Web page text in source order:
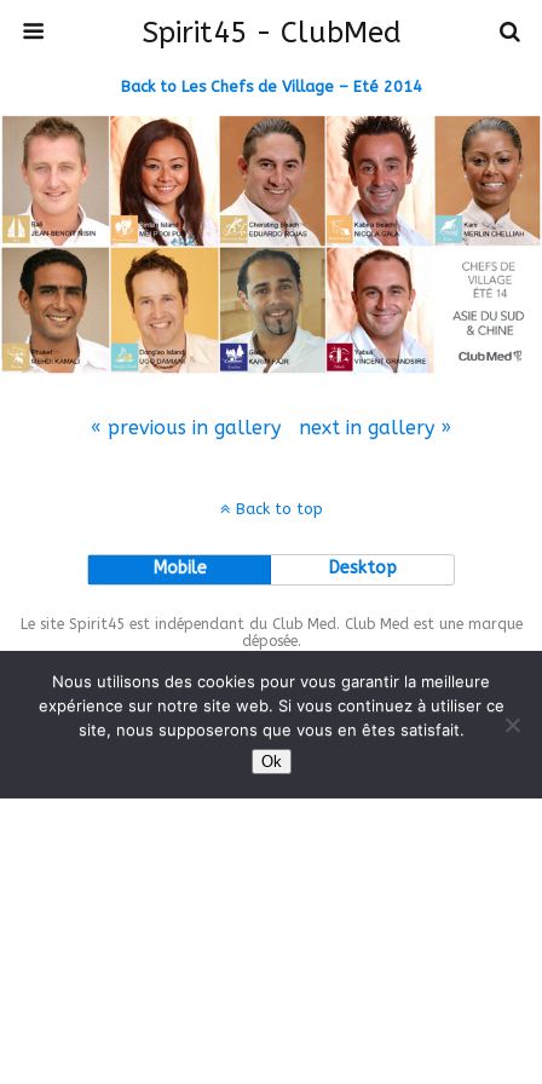
Spirit45 - ClubMed
Back to Les Chefs de Village – Eté 2014
« previous in gallery next in gallery »
Back to top
Mobile Desktop
Le site Spirit45 est indépendant du Club Med. Club Med est une marque
déposée.
This site is protected bywp-copyrightpro.com
Nous utilisons des cookies pour vous garantir la meilleure
expérience sur notre site web. Si vous continuez à utiliser ce
site, nous supposerons que vous en êtes satisfait.
Ok